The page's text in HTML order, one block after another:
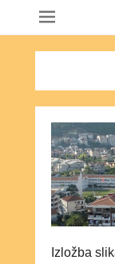
Izložba